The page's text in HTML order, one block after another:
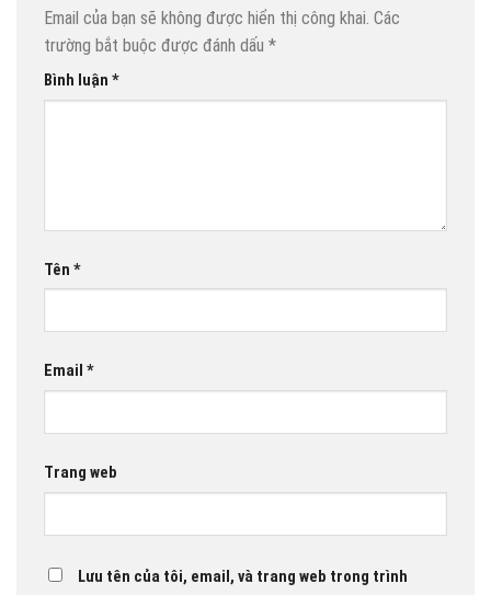
Email của bạn sẽ không được hiển thị công khai. Các
trường bắt buộc được đánh dấu *
Bình luận *
Tên *
Email *
Trang web
Lưu tên của tôi, email, và trang web trong trình